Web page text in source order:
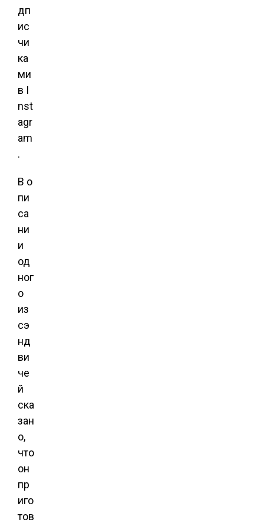
дп
ис
чи
ка
ми
в I
nst
agr
am
.
В о
пи
са
ни
и
од
ног
о
из
сэ
нд
ви
че
й
ска
зан
о,
что
он
пр
иго
тов